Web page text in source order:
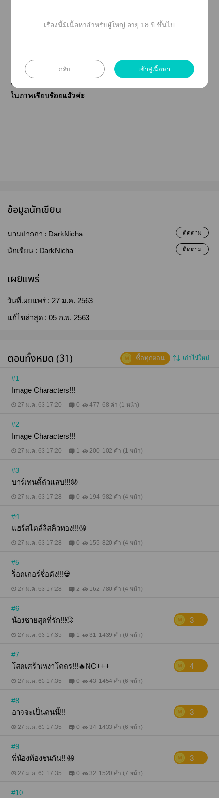
จินตนาการะเรื่อง ส่วนหนึ่งาากูล
เกิลแะอินาแ ส่วนใหญ่ะมีเครดิตติดะอยู่
ใาเรียบร้อยแล้วค่ะ
ข้อมูลนักเขียน
นามปากกา : DarkNicha ติดตาม
นักเขียน : DarkNicha ติดตาม
เผยแพร่
วันที่เผยแพร่ : 27 ม.ค. 2563
แก้ไขล่าสุด : 05 ก.พ. 2563
ตอนทั้งหมด (31) เก่าไปใหม่
ซื้อทุกตอน
#1
Image Characters!!!
27 ม.ค. 63 17:20 0 477 68 คำ (1 หน้า)
#2
Image Characters!!!
27 ม.ค. 63 17:20 1 200 102 คำ (1 หน้า)
#3
บาร์เทนดี้ตัวแสบ!!!😝
27 ม.ค. 63 17:28 0 194 982 คำ (4 หน้า)
#4
แฮร์สไตล์ลิสคิวทอง!!!😘
27 ม.ค. 63 17:28 0 155 820 คำ (4 หน้า)
#5
ร็อคเกอร์ชื่อดัง!!!💀
27 ม.ค. 63 17:28 2 162 780 คำ (4 หน้า)
#6
น้องชายสุดที่รัก!!!🙄
3
27 ม.ค. 63 17:35 1 31 1439 คำ (6 หน้า)
#7
โสดเศร้าเหงาโคตร!!!🔥NC+++
4
27 ม.ค. 63 17:35 0 43 1454 คำ (6 หน้า)
#8
อาจจะเป็นคนนี้!!!
3
27 ม.ค. 63 17:35 0 34 1433 คำ (6 หน้า)
#9
พี่น้องท้องชนกัน!!!😆
3
27 ม.ค. 63 17:35 0 32 1520 คำ (7 หน้า)
#10
เรื่องนี้มีเนื้อหาสำหรับผู้ใหญ่ อายุ 18 ปี ขึ้นไป
กลับ เข้าสู่เนื้อหา